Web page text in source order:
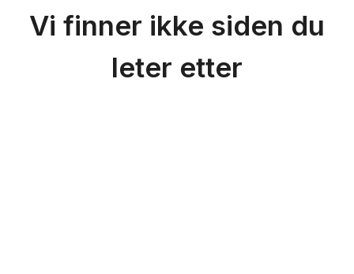
Vi finner ikke siden du
leter etter